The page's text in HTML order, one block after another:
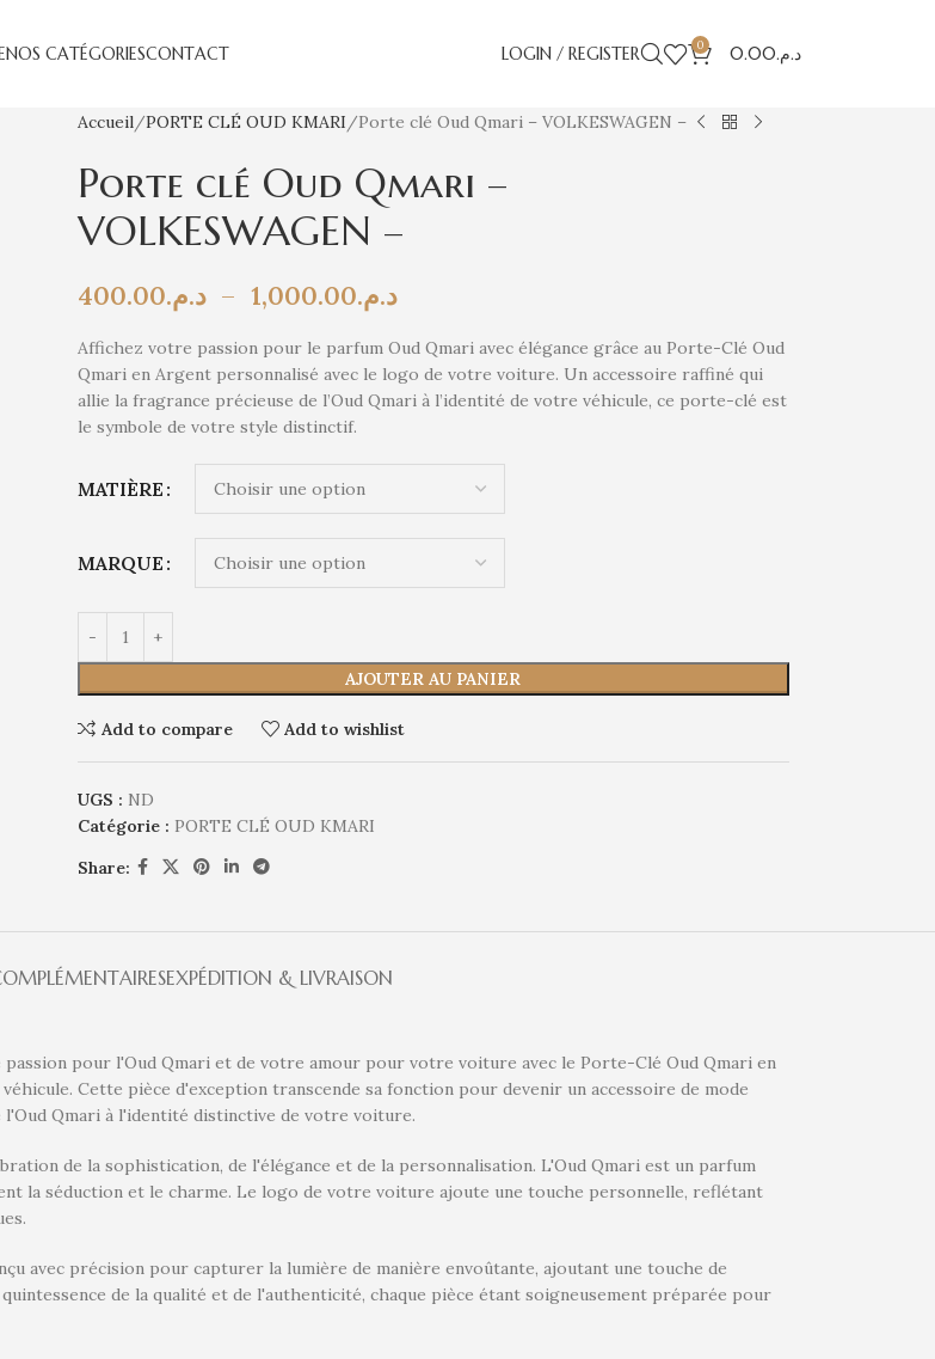
NOS CATÉGORIESCONTACT LOGIN / REGISTER 0 د.م.0.00
Accueil PORTE CLÉ OUD KMARI Porte clé Oud Qmari – VOLKESWAGEN –
Porte clé Oud Qmari –
VOLKESWAGEN –
د.م.400.00 – د.م.1,000.00
Affichez votre passion pour le parfum Oud Qmari avec élégance grâce au Porte-Clé Oud
Qmari en Argent personnalisé avec le logo de votre voiture. Un accessoire raffiné qui
allie la fragrance précieuse de l’Oud Qmari à l’identité de votre véhicule, ce porte-clé est
le symbole de votre style distinctif.
MATIÈRE
MARQUE
AJOUTER AU PANIER
Add to compare Add to wishlist
UGS : ND
Catégorie : PORTE CLÉ OUD KMARI
Share:
EXPÉDITION & LIVRAISON
passion pour l'Oud Qmari et de votre amour pour votre voiture avec le Porte-Clé Oud Qmari en
Cette pièce d'exception transcende sa fonction pour devenir un accessoire de mode
Qmari à l'identité distinctive de votre voiture.
de la sophistication, de l'élégance et de la personnalisation. L'Oud Qmari est un parfum
la séduction et le charme. Le logo de votre voiture ajoute une touche personnelle, reflétant
avec précision pour capturer la lumière de manière envoûtante, ajoutant une touche de
de la qualité et de l'authenticité, chaque pièce étant soigneusement préparée pour